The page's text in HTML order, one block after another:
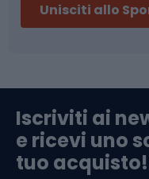
Abbigliamento
Componenti per
Arrampicata
Unisciti allo
Iscriviti ai
e ricevi uno
tuo